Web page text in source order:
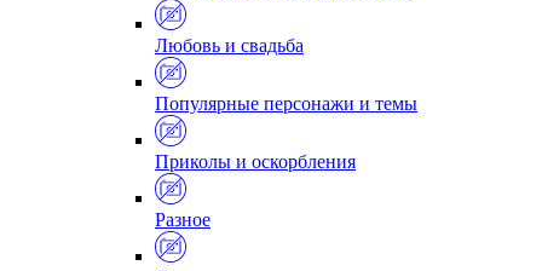
Любовь и свадьба
Популярные персонажи и темы
Приколы и оскорбления
Разное